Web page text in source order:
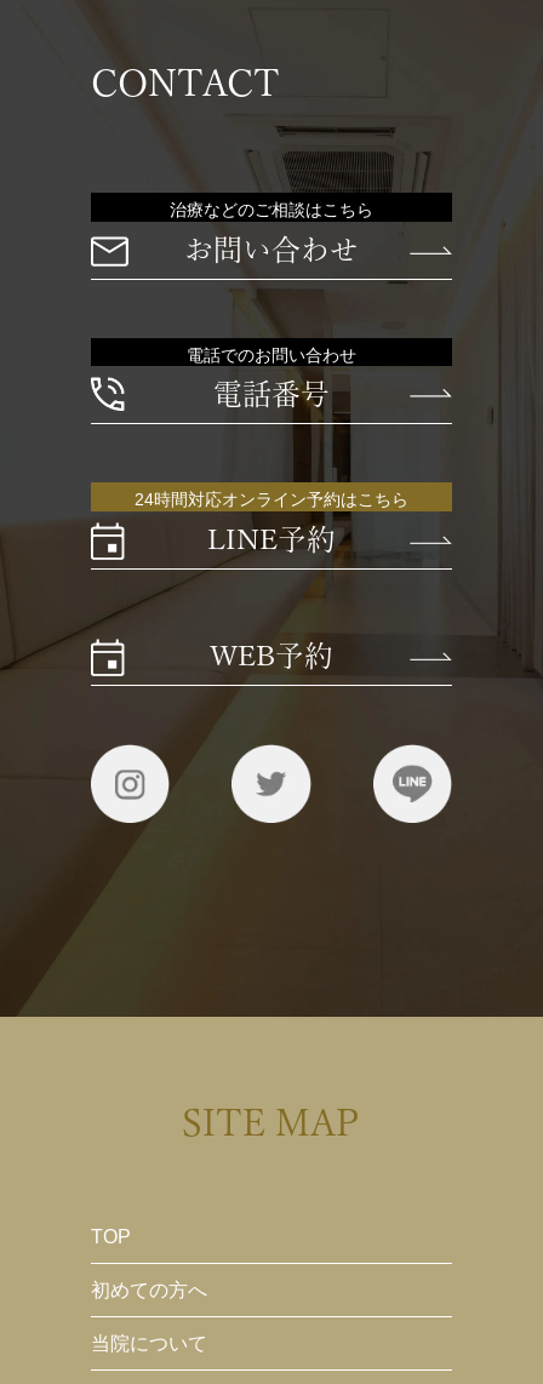
CONTACT
治療などのご相談はこちら
お問い合わせ
電話でのお問い合わせ
電話番号
24時間対応オンライン予約はこちら
LINE予約
WEB予約
SITE MAP
TOP
初めての方へ
当院について